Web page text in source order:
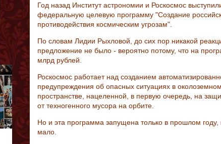
Год назад Институт астрономии и Роскосмос
федеральную целевую программу "Создание
противодействия космическим угрозам".
По словам Лидии Рыхловой, до сих пор никакой
предложение не было - вероятно потому, что на
млрд рублей.
Роскосмос работает над созданием
предупреждения об опасных ситуациях в
пространстве, нацеленной, в первую очередь, на
от техногенного мусора на орбите.
Но и эта программа запущена только в прошлом году,
мало.